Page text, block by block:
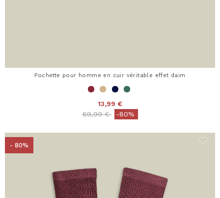
Pochette pour homme en cuir véritable effet daim
13,99 €
Price reduced from
69,99 €to-80%
- 80%